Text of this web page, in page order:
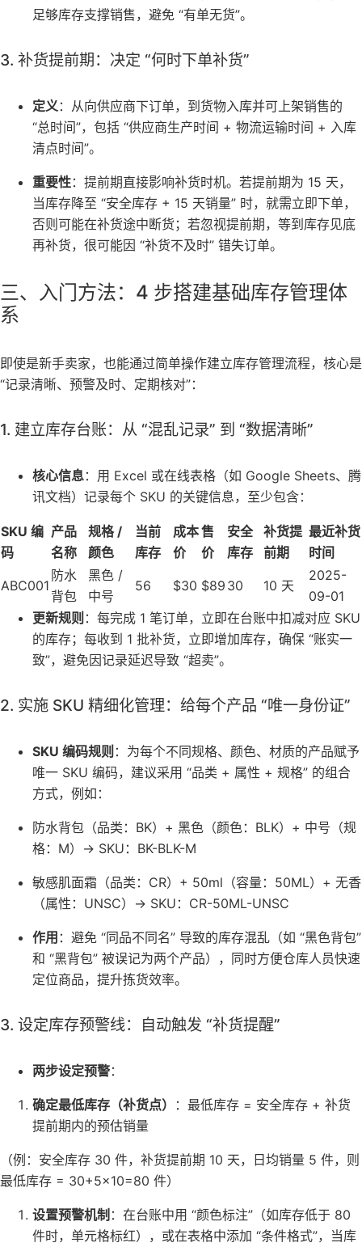
足够库存支撑销售，避免 “有单无货”。
3. 补货提前期：决定 “何时下单补货”
定义 ：从向供应商下订单，到货物入库并可上架销售的
“总时间”，包括 “供应商生产时间 + 物流运输时间 + 入库
清点时间”。
重要性：提前期直接影响补货时机。若提前期为 15 天，
当库存降至 “安全库存 + 15 天销量” 时，就需立即下单，
否则可能在补货途中断货；若忽视提前期，等到库存见底
再补货，很可能因 “补货不及时” 错失订单。
三、入门方法：4 步搭建基础库存管理体
系
即使是新手卖家，也能通过简单操作建立库存管理流程，核心是
“记录清晰、预警及时、定期核对”：
1. 建立库存台账：从 “混乱记录” 到 “数据清晰”
核心信息：用 Excel 或在线表格（如 Google Sheets、腾
讯文档）记录每个 SKU 的关键信息，至少包含：
SKU 编
码
产品
名称
规格 /
颜色
当前
库存
成本
价
售
价
安全
库存
补货提
前期
最近补货
时间
ABC001
防水
背包
黑色 /
中号
56 $30 $89 30 10 天
2025-
09-01
更新规则 ：每完成 1 笔订单，立即在台账中扣减对应 SKU
的库存；每收到 1 批补货，立即增加库存，确保 “账实一
致”，避免因记录延迟导致 “超卖”。
2. 实施 SKU 精细化管理：给每个产品 “唯一身份证”
SKU 编码规则 ：为每个不同规格、颜色、材质的产品赋予
唯一 SKU 编码，建议采用 “品类 + 属性 + 规格” 的组合
方式，例如：
防水背包（品类：BK）+ 黑色（颜色：BLK）+ 中号（规
格：M）→ SKU：BK-BLK-M
敏感肌面霜（品类：CR）+ 50ml（容量：50ML）+ 无香
（属性：UNSC）→ SKU：CR-50ML-UNSC
作用 ：避免 “同品不同名” 导致的库存混乱（如 “黑色背包”
和 “黑背包” 被误记为两个产品），同时方便仓库人员快速
定位商品，提升拣货效率。
3. 设定库存预警线：自动触发 “补货提醒”
两步设定预警：
确定最低库存（补货点）
：最低库存 = 安全库存 + 补货
提前期内的预估销量
（例：安全库存 30 件，补货提前期 10 天，日均销量 5 件，则
最低库存 = 30+5×10=80 件）
设置预警机制 ：在台账中用 “颜色标注”（如库存低于 80
件时，单元格标红），或在表格中添加 “条件格式”，当库